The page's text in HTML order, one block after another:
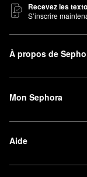
Recevez les
S’inscrire
À propos de
Mon Sephora
Aide